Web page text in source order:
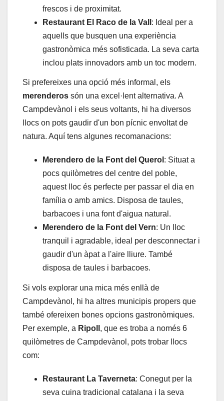
frescos i de proximitat.
Restaurant El Raco de la Vall : Ideal per a
aquells que busquen una experiència
gastronòmica més sofisticada. La seva carta
inclou plats innovadors amb un toc modern.
Si prefereixes una opció més informal, els
merenderos són una excel·lent alternativa. A
Campdevànol i els seus voltants, hi ha diversos
llocs on pots gaudir d'un bon pícnic envoltat de
natura. Aquí tens algunes recomanacions:
Merendero de la Font del Querol : Situat a
pocs quilòmetres del centre del poble,
aquest lloc és perfecte per passar el dia en
família o amb amics. Disposa de taules,
barbacoes i una font d'aigua natural.
Merendero de la Font del Vern: Un lloc
tranquil i agradable, ideal per desconnectar i
gaudir d'un àpat a l'aire lliure. També
disposa de taules i barbacoes.
Si vols explorar una mica més enllà de
Campdevànol, hi ha altres municipis propers que
també ofereixen bones opcions gastronòmiques.
Per exemple, a Ripoll , que es troba a només 6
quilòmetres de Campdevànol, pots trobar llocs
com:
Restaurant La Taverneta: Conegut per la
seva cuina tradicional catalana i la seva